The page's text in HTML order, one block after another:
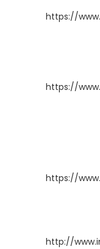
https://
https://
https://
http://